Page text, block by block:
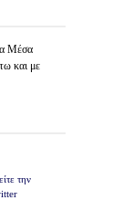
Μέσα
και με
την